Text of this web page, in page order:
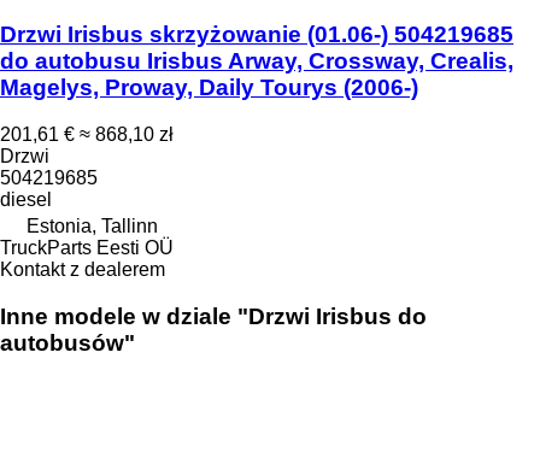
Drzwi Irisbus skrzyżowanie (01.06-) 504219685
do autobusu Irisbus Arway, Crossway, Crealis,
Magelys, Proway, Daily Tourys (2006-)
201,61 € ≈ 868,10 zł
Drzwi
504219685
diesel
Estonia, Tallinn
TruckParts Eesti OÜ
Kontakt z dealerem
Inne modele w dziale "Drzwi Irisbus do
autobusów"